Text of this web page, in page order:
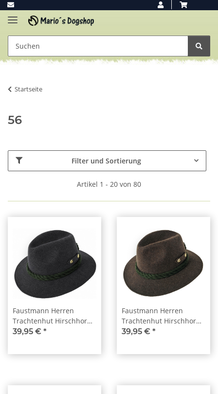
Startseite
56
Filter und Sortierung
Artikel 1 - 20 von 80
Faustmann Herren
Trachtenhut Hirschhorn
anthrazit
39,95 € *
Faustmann Herren
Trachtenhut Hirschhorn
braun
39,95 € *